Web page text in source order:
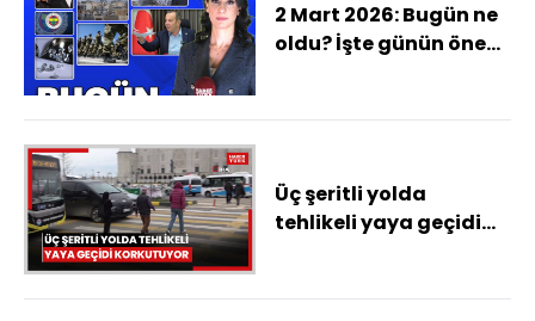
2 Mart 2026: Bugün ne
oldu? İşte günün öne
Üç şeritli yolda
tehlikeli yaya geçidi